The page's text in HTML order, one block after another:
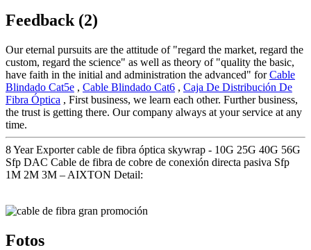
Feedback (2)
Our eternal pursuits are the attitude of "regard the market, regard the
custom, regard the science" as well as theory of "quality the basic,
have faith in the initial and administration the advanced" forCable
Blindado Cat5e , Cable Blindado Cat6 , Caja De Distribución De
Fibra Óptica , First business, we learn each other. Further business,
the trust is getting there. Our company always at your service at any
time.
8 Year Exporter cable de fibra óptica skywrap - 10G 25G 40G 56G
Sfp DAC Cable de fibra de cobre de conexión directa pasiva Sfp
1M 2M 3M – AIXTON Detail:
Fotos